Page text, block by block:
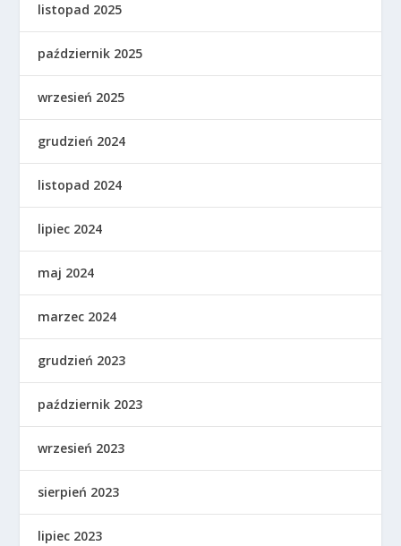
listopad 2025
październik 2025
wrzesień 2025
grudzień 2024
listopad 2024
lipiec 2024
maj 2024
marzec 2024
grudzień 2023
październik 2023
wrzesień 2023
sierpień 2023
lipiec 2023